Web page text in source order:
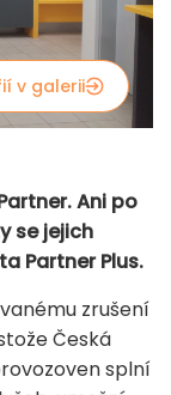
v galerii
Ani po
se jejich
Partner Plus.
zrušení
Česká
splní